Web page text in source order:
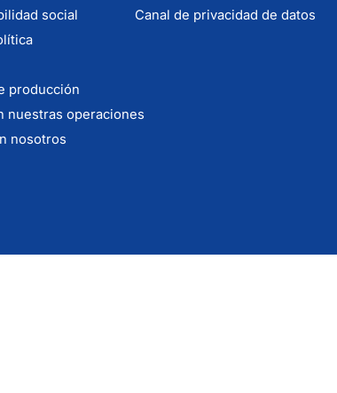
social
producción
nuestras operaciones
nosotros
Canal de privacidad de datos